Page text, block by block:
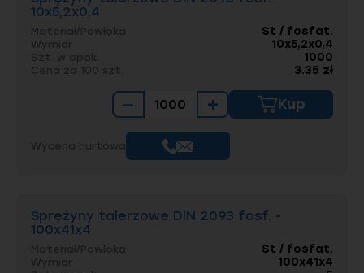
10x5,2x0,4
St / fosfat.
10x5,2x0,4
1000
3.35 zł
− + Kup
Sprężyny talerzowe DIN 2093 fosf. -
100x41x4
St / fosfat.
100x41x4